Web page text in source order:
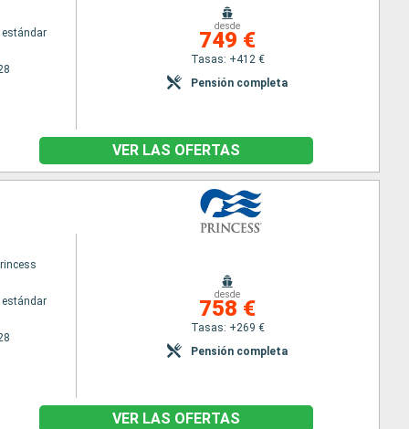
desde
749 €
Tasas: +412 €
Pensión completa
VER LAS OFERTAS
desde
758 €
Tasas: +269 €
Pensión completa
VER LAS OFERTAS